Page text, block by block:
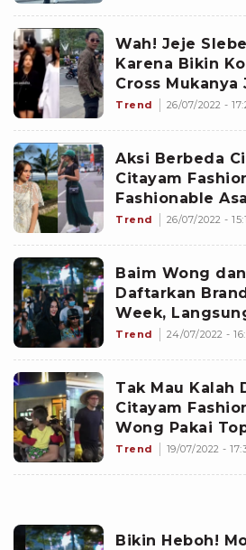
Wah! Jeje
Karena Bikin
Cross Mukanya
Trend 26/07/2022 -
Aksi Berbeda
Citayam
Fashionable
Lingkungan
Trend 26/07/2022 -
Baim Wong
Daftarkan
Week,
Netizen: Hobi
Trend 24/07/2022 -
Tak Mau Kalah
Citayam
Wong Pakai
Anaknya Kiano
Trend 19/07/2022 -
Bikin Heboh!